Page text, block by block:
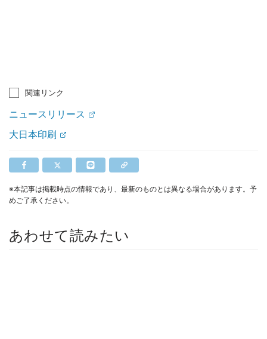
関連リンク
ニュースリリース
大日本印刷
※本記事は掲載時点の情報であり、最新のものとは異なる場合があります。予
めご了承ください。
あわせて読みたい